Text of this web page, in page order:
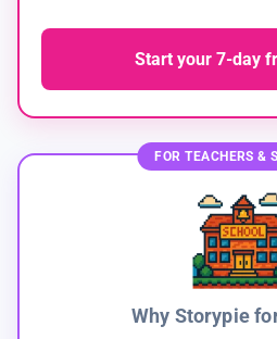
Start your 7-day
FOR TEACHERS &
Why Storypie